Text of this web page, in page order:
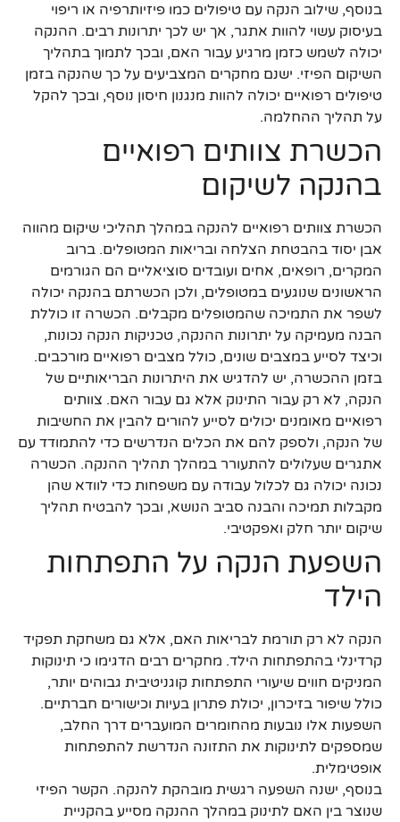
בנוסף, שילוב הנקה עם טיפולים כמו פיזיותרפיה או ריפוי
בעיסוק עשוי להוות אתגר, אך יש לכך יתרונות רבים. ההנקה
יכולה לשמש כזמן מרגיע עבור האם, ובכך לתמוך בתהליך
השיקום הפיזי. ישנם מחקרים המצביעים על כך שהנקה בזמן
טיפולים רפואיים יכולה להוות מנגנון חיסון נוסף, ובכך להקל
על תהליך ההחלמה.
הכשרת צוותים רפואיים
בהנקה לשיקום
הכשרת צוותים רפואיים להנקה במהלך תהליכי שיקום מהווה
אבן יסוד בהבטחת הצלחה ובריאות המטופלים. ברוב
המקרים, רופאים, אחים ועובדים סוציאליים הם הגורמים
הראשונים שנוגעים במטופלים, ולכן הכשרתם בהנקה יכולה
לשפר את התמיכה שהמטופלים מקבלים. הכשרה זו כוללת
הבנה מעמיקה על יתרונות ההנקה, טכניקות הנקה נכונות,
וכיצד לסייע במצבים שונים, כולל מצבים רפואיים מורכבים.
בזמן ההכשרה, יש להדגיש את היתרונות הבריאותיים של
הנקה, לא רק עבור התינוק אלא גם עבור האם. צוותים
רפואיים מאומנים יכולים לסייע להורים להבין את החשיבות
של הנקה, ולספק להם את הכלים הנדרשים כדי להתמודד עם
אתגרים שעלולים להתעורר במהלך תהליך ההנקה. הכשרה
נכונה יכולה גם לכלול עבודה עם משפחות כדי לוודא שהן
מקבלות תמיכה והבנה סביב הנושא, ובכך להבטיח תהליך
שיקום יותר חלק ואפקטיבי.
השפעת הנקה על התפתחות
הילד
הנקה לא רק תורמת לבריאות האם, אלא גם משחקת תפקיד
קרדינלי בהתפתחות הילד. מחקרים רבים הדגימו כי תינוקות
המניקים חווים שיעורי התפתחות קוגניטיבית גבוהים יותר,
כולל שיפור בזיכרון, יכולת פתרון בעיות וכישורים חברתיים.
השפעות אלו נובעות מהחומרים המועברים דרך החלב,
שמספקים לתינוקות את התזונה הנדרשת להתפתחות
אופטימלית.
בנוסף, ישנה השפעה רגשית מובהקת להנקה. הקשר הפיזי
שנוצר בין האם לתינוק במהלך ההנקה מסייע בהקניית